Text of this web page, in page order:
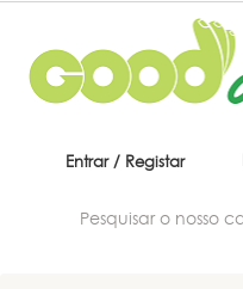
Entrar / Registar